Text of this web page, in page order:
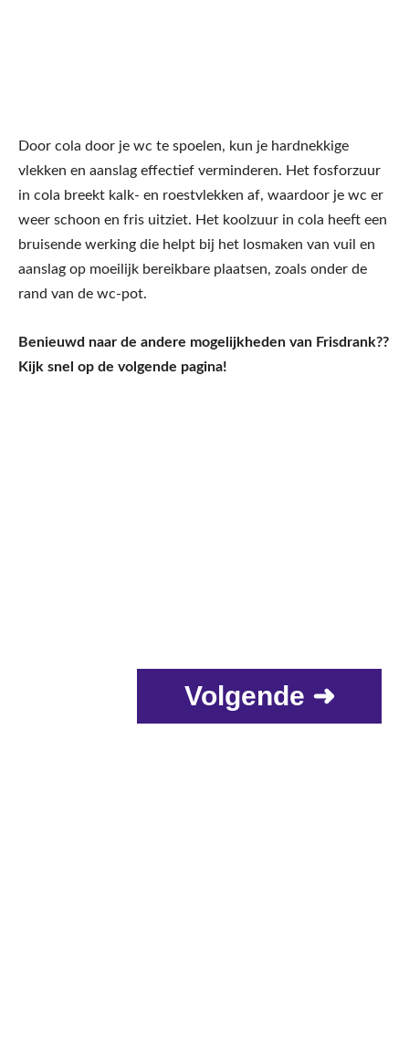
Door cola door je wc te spoelen, kun je hardnekkige
vlekken en aanslag effectief verminderen. Het fosforzuur
in cola breekt kalk- en roestvlekken af, waardoor je wc er
weer schoon en fris uitziet. Het koolzuur in cola heeft een
bruisende werking die helpt bij het losmaken van vuil en
aanslag op moeilijk bereikbare plaatsen, zoals onder de
rand van de wc-pot.
Benieuwd naar de andere mogelijkheden van Frisdrank??
Kijk snel op de volgende pagina!
Volgende ➜